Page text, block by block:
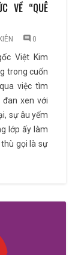
VỀ “QUÊ
0
Việt Kim
trong cuốn
việc tìm
đan xen với
sự âu yếm
lớp ấy làm
gọi là sự